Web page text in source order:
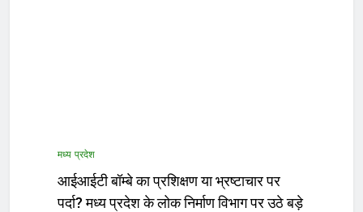
मध्य प्रदेश
आईआईटी बॉम्बे का प्रशिक्षण या भ्रष्टाचार पर
पर्दा? मध्य प्रदेश के लोक निर्माण विभाग पर उठे बड़े